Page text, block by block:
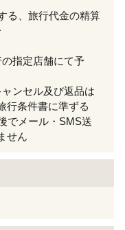
る、旅行代金の精算
指定店舗にて予
ンセル及び返品は
行条件書に準ずる
でメール・SMS送
せん